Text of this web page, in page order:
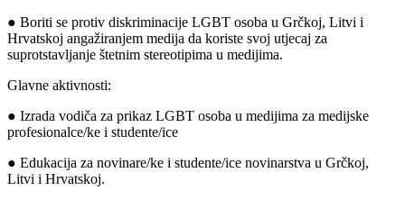
● Boriti se protiv diskriminacije LGBT osoba u Grčkoj, Litvi i
Hrvatskoj angažiranjem medija da koriste svoj utjecaj za
suprotstavljanje štetnim stereotipima u medijima.
Glavne aktivnosti:
● Izrada vodiča za prikaz LGBT osoba u medijima za medijske
profesionalce/ke i studente/ice
● Edukacija za novinare/ke i studente/ice novinarstva u Grčkoj,
Litvi i Hrvatskoj.